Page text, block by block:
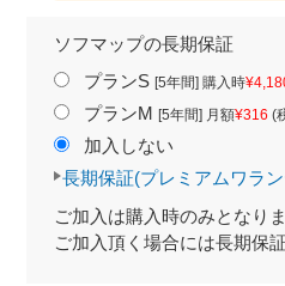
ソフマップの長期保証
プランS [5年間] 購入時
プランM [5年間] 月額¥316 (
加入しない
長期保証(プレミアムワラ
ご加入は購入時のみとなり
ご加入頂く場合には長期保